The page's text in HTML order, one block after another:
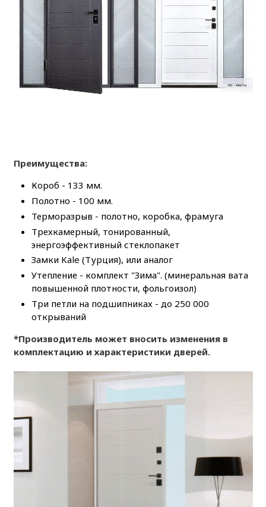
Преимущества:
Короб - 133 мм.
Полотно - 100 мм.
Терморазрыв - полотно, коробка, фрамуга
Трехкамерный, тонированный,
энергоэффективный стеклопакет
Замки Kale (Турция), или аналог
Утепление - комплект "Зима". (минеральная вата
повышенной плотности, фольгоизол)
Три петли на подшипниках - до 250 000
открываний
*Производитель может вносить изменения в
комплектацию и характеристики дверей.